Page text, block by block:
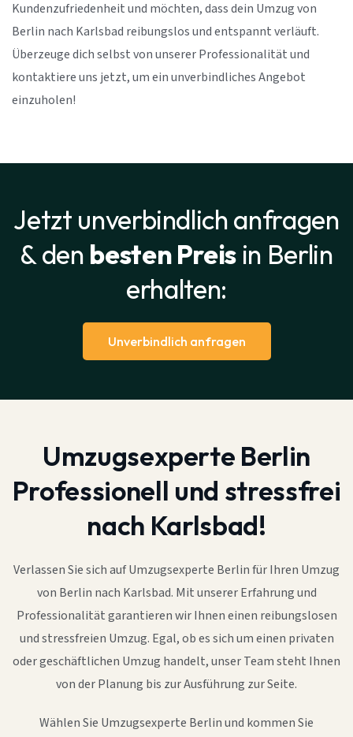
Kundenzufriedenheit und möchten, dass dein Umzug von
Berlin nach Karlsbad reibungslos und entspannt verläuft.
Überzeuge dich selbst von unserer Professionalität und
kontaktiere uns jetzt, um ein unverbindliches Angebot
einzuholen!
Jetzt unverbindlich anfragen
& den besten Preis in Berlin
erhalten:
Unverbindlich anfragen
Umzugsexperte Berlin
Professionell und stressfrei
nach Karlsbad!
Verlassen Sie sich auf Umzugsexperte Berlin für Ihren Umzug
von Berlin nach Karlsbad. Mit unserer Erfahrung und
Professionalität garantieren wir Ihnen einen reibungslosen
und stressfreien Umzug. Egal, ob es sich um einen privaten
oder geschäftlichen Umzug handelt, unser Team steht Ihnen
von der Planung bis zur Ausführung zur Seite.
Wählen Sie Umzugsexperte Berlin und kommen Sie